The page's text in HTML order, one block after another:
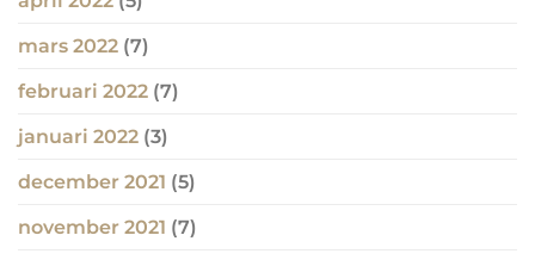
mars 2022 (7)
februari 2022 (7)
januari 2022 (3)
december 2021 (5)
november 2021 (7)